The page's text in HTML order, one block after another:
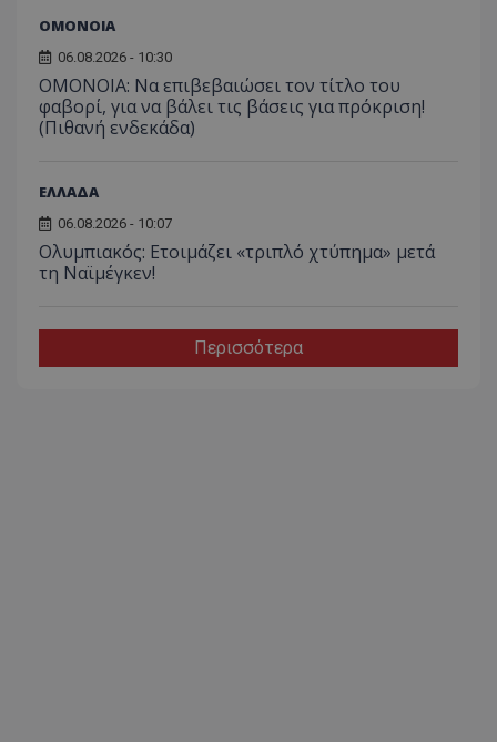
ΟΜΟΝΟΙΑ
06.08.2026 - 10:30
ΟΜΟΝΟΙΑ: Να επιβεβαιώσει τον τίτλο του
φαβορί, για να βάλει τις βάσεις για πρόκριση!
(Πιθανή ενδεκάδα)
ΕΛΛΑΔΑ
06.08.2026 - 10:07
Ολυμπιακός: Ετοιμάζει «τριπλό χτύπημα» μετά
τη Ναϊμέγκεν!
Περισσότερα